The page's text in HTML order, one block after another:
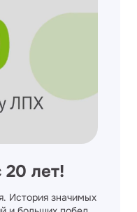
лет!
История значимых